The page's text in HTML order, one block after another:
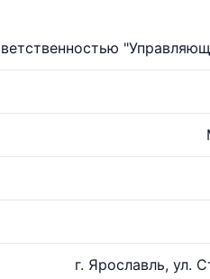
г. Ярославль, ул.